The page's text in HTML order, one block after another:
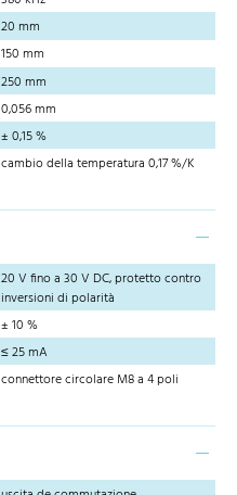
20 mm
150 mm
250 mm
0,056 mm
± 0,15 %
cambio della temperatura 0,17 %/K
20 V fino a 30 V DC, protetto contro
inversioni di polarità
± 10 %
≤ 25 mA
connettore circolare M8 a 4 poli